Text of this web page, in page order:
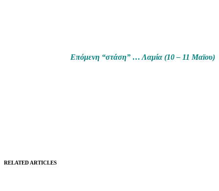
Επόμενη “στάση” … Λαμία (10 – 11 Μαϊου)
RELATED ARTICLES